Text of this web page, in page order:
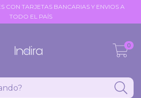
CON TARJETAS BANCARIAS Y ENVIOS A
TODO EL PAÍS
0